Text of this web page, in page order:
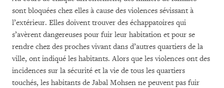
sont bloquées chez elles à cause des violences sévissant à
l’extérieur. Elles doivent trouver des échappatoires qui
s’avèrent dangereuses pour fuir leur habitation et pour se
rendre chez des proches vivant dans d’autres quartiers de la
ville, ont indiqué les habitants. Alors que les violences ont des
incidences sur la sécurité et la vie de tous les quartiers
touchés, les habitants de Jabal Mohsen ne peuvent pas fuir